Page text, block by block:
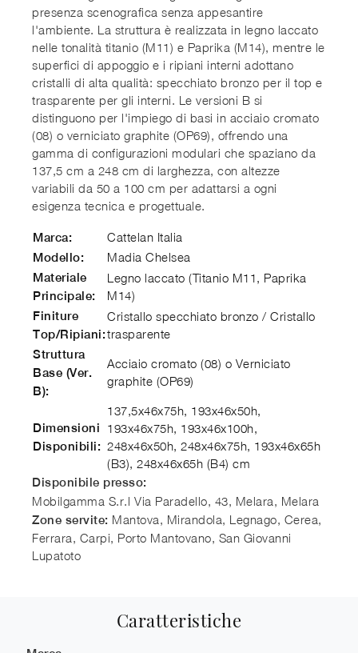
presenza scenografica senza appesantire
l'ambiente. La struttura è realizzata in legno laccato
nelle tonalità titanio (M11) e Paprika (M14), mentre le
superfici di appoggio e i ripiani interni adottano
cristalli di alta qualità: specchiato bronzo per il top e
trasparente per gli interni. Le versioni B si
distinguono per l'impiego di basi in acciaio cromato
(08) o verniciato graphite (OP69), offrendo una
gamma di configurazioni modulari che spaziano da
137,5 cm a 248 cm di larghezza, con altezze
variabili da 50 a 100 cm per adattarsi a ogni
esigenza tecnica e progettuale.
Marca: Cattelan Italia
Modello: Madia Chelsea
Materiale
Principale:
Legno laccato (Titanio M11, Paprika
M14)
Finiture
Top/Ripiani:
Cristallo specchiato bronzo / Cristallo
trasparente
Struttura
Base (Ver.
B):
Acciaio cromato (08) o Verniciato
graphite (OP69)
Dimensioni
Disponibili:
137,5x46x75h, 193x46x50h,
193x46x75h, 193x46x100h,
248x46x50h, 248x46x75h, 193x46x65h
(B3), 248x46x65h (B4) cm
Disponibile presso:
Mobilgamma S.r.l Via Paradello, 43, Melara, Melara
Zone servite: Mantova, Mirandola, Legnago, Cerea,
Ferrara, Carpi, Porto Mantovano, San Giovanni
Lupatoto
Caratteristiche